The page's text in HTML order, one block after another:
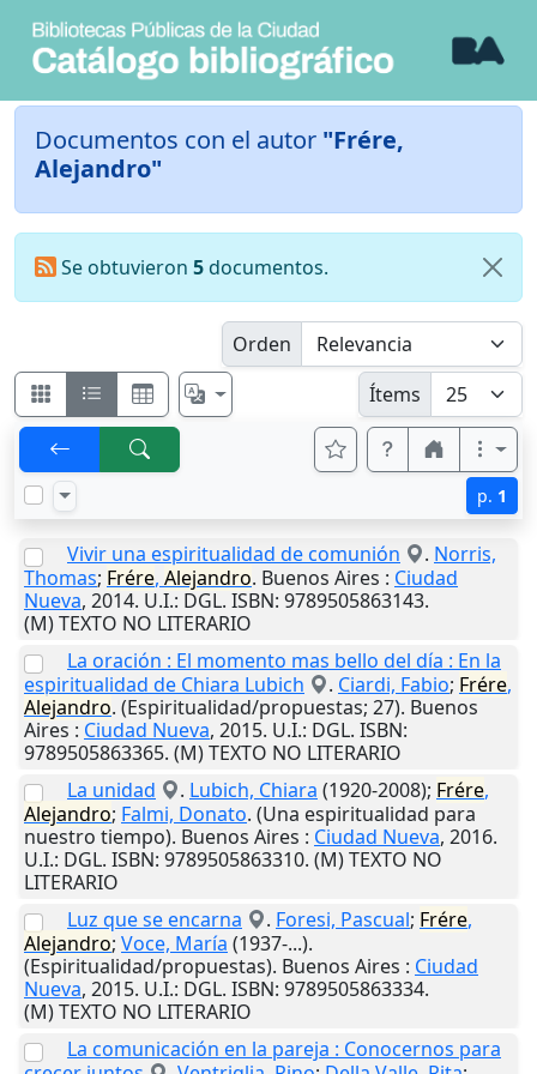
Documentos con el autor "Frére,
Alejandro"
Se obtuvieron 5documentos.
Orden
Ítems
p. 1
Vivir una espiritualidad de comunión . Norris,
Thomas; Frére, Alejandro. Buenos Aires : Ciudad
Nueva, 2014. U.I.: DGL. ISBN: 9789505863143.
(M) TEXTO NO LITERARIO
La oración : El momento mas bello del día : En la
espiritualidad de Chiara Lubich
. Ciardi, Fabio; Frére,
Alejandro. (Espiritualidad/propuestas; 27). Buenos
Aires : Ciudad Nueva, 2015. U.I.: DGL. ISBN:
9789505863365. (M) TEXTO NO LITERARIO
La unidad
. Lubich, Chiara (1920-2008); Frére,
Alejandro; Falmi, Donato. (Una espiritualidad para
nuestro tiempo). Buenos Aires : Ciudad Nueva, 2016.
U.I.: DGL. ISBN: 9789505863310. (M) TEXTO NO
LITERARIO
Luz que se encarna
. Foresi, Pascual; Frére,
Alejandro; Voce, María (1937-...).
(Espiritualidad/propuestas). Buenos Aires : Ciudad
Nueva, 2015. U.I.: DGL. ISBN: 9789505863334.
(M) TEXTO NO LITERARIO
La comunicación en la pareja : Conocernos para